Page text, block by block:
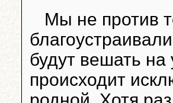
Мы не против
будут вешать
происходит